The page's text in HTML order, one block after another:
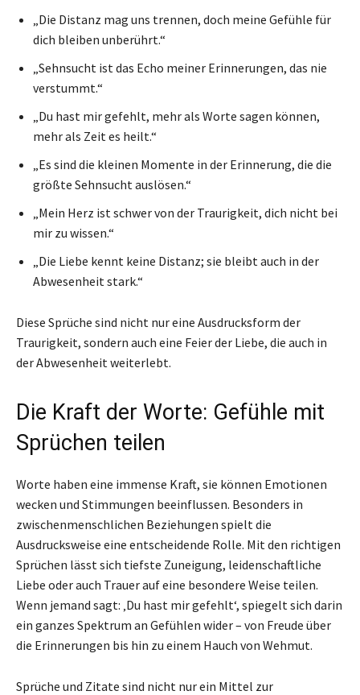
„Die Distanz mag uns trennen, doch meine Gefühle für
dich bleiben unberührt.“
„Sehnsucht ist das Echo meiner Erinnerungen, das nie
verstummt.“
„Du hast mir gefehlt, mehr als Worte sagen können,
mehr als Zeit es heilt.“
„Es sind die kleinen Momente in der Erinnerung, die die
größte Sehnsucht auslösen.“
„Mein Herz ist schwer von der Traurigkeit, dich nicht bei
mir zu wissen.“
„Die Liebe kennt keine Distanz; sie bleibt auch in der
Abwesenheit stark.“
Diese Sprüche sind nicht nur eine Ausdrucksform der
Traurigkeit, sondern auch eine Feier der Liebe, die auch in
der Abwesenheit weiterlebt.
Die Kraft der Worte: Gefühle mit
Sprüchen teilen
Worte haben eine immense Kraft, sie können Emotionen
wecken und Stimmungen beeinflussen. Besonders in
zwischenmenschlichen Beziehungen spielt die
Ausdrucksweise eine entscheidende Rolle. Mit den richtigen
Sprüchen lässt sich tiefste Zuneigung, leidenschaftliche
Liebe oder auch Trauer auf eine besondere Weise teilen.
Wenn jemand sagt: ‚Du hast mir gefehlt‘, spiegelt sich darin
ein ganzes Spektrum an Gefühlen wider – von Freude über
die Erinnerungen bis hin zu einem Hauch von Wehmut.
Sprüche und Zitate sind nicht nur ein Mittel zur